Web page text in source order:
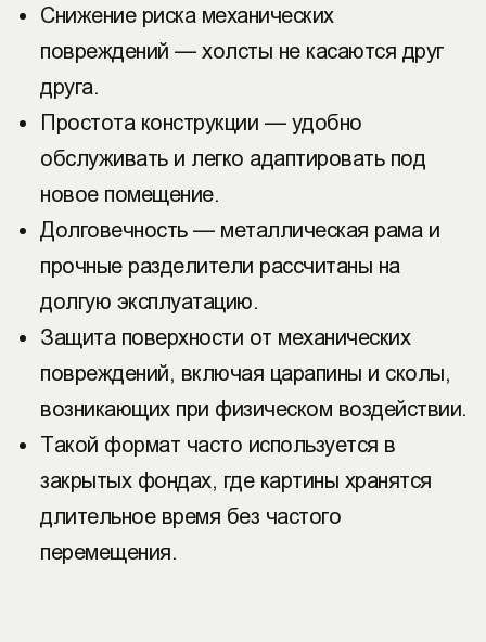
Снижение риска механических
повреждений — холсты не касаются друг
друга.
Простота конструкции — удобно
обслуживать и легко адаптировать под
новое помещение.
Долговечность — металлическая рама и
прочные разделители рассчитаны на
долгую эксплуатацию.
Защита поверхности от механических
повреждений, включая царапины и сколы,
возникающих при физическом воздействии.
Такой формат часто используется в
закрытых фондах, где картины хранятся
длительное время без частого
перемещения.